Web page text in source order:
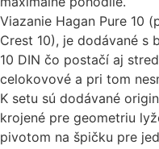
Viazanie Hagan Pure 10
Crest 10), je dodávané s
10 DIN čo postačí aj
celokovové a pri tom
K setu sú dodávané
krojené pre geometriu
pivotom na špičku pre